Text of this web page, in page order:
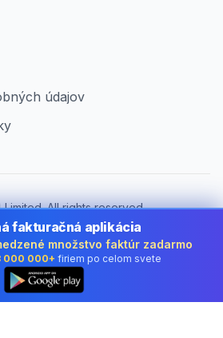
údajov
All rights reserved.
firmy v Slovakia
Slovakia
fakturačná aplikácia
množstvo faktúr zadarmo
000 000+ firiem po celom svete